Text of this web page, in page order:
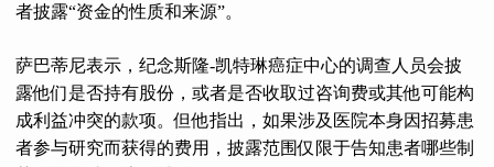
者披露“资金的性质和来源”。
萨巴蒂尼表示，纪念斯隆-凯特琳癌症中心的调查人员会披
露他们是否持有股份，或者是否收取过咨询费或其他可能构
成利益冲突的款项。但他指出，如果涉及医院本身因招募患
者参与研究而获得的费用，披露范围仅限于告知患者哪些制